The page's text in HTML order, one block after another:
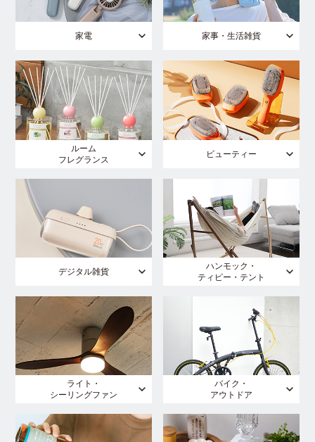
家電 家事・生活雑貨
ルーム
フレグランス
ビューティー
デジタル雑貨
ハンモック・
ティピー・テント
ライト・
シーリングファン
バイク・
アウトドア